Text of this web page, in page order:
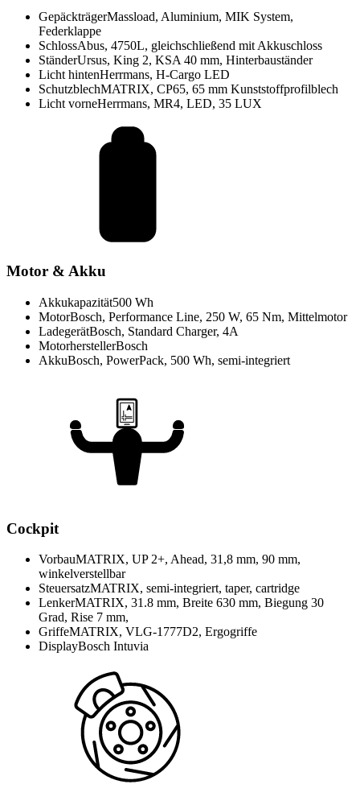
GepäckträgerMassload, Aluminium, MIK System,
Federklappe
SchlossAbus, 4750L, gleichschließend mit Akkuschloss
StänderUrsus, King 2, KSA 40 mm, Hinterbauständer
Licht hintenHerrmans, H-Cargo LED
SchutzblechMATRIX, CP65, 65 mm Kunststoffprofilblech
Licht vorneHerrmans, MR4, LED, 35 LUX
Motor & Akku
Akkukapazität500 Wh
MotorBosch, Performance Line, 250 W, 65 Nm, Mittelmotor
LadegerätBosch, Standard Charger, 4A
MotorherstellerBosch
AkkuBosch, PowerPack, 500 Wh, semi-integriert
Cockpit
VorbauMATRIX, UP 2+, Ahead, 31,8 mm, 90 mm,
winkelverstellbar
SteuersatzMATRIX, semi-integriert, taper, cartridge
LenkerMATRIX, 31.8 mm, Breite 630 mm, Biegung 30
Grad, Rise 7 mm,
GriffeMATRIX, VLG-1777D2, Ergogriffe
DisplayBosch Intuvia